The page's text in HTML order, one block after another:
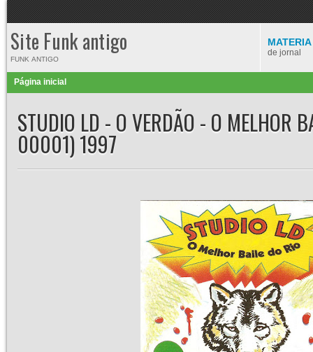
Site Funk antigo
FUNK ANTIGO
MATERIA
de jornal
Página inicial
STUDIO LD - O VERDÃO - O MELHOR
00001) 1997